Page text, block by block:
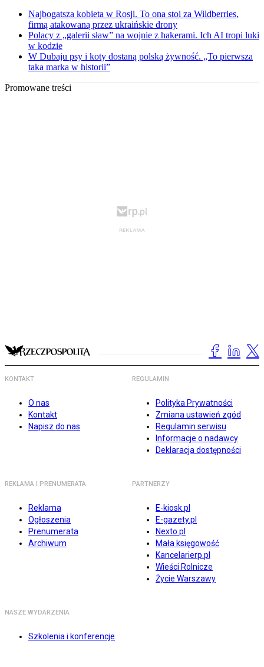
Najbogatsza kobieta w Rosji. To ona stoi za Wildberries,
firmą atakowaną przez ukraińskie drony
Polacy z „galerii sław” na wojnie z hakerami. Ich AI tropi luki
w kodzie
W Dubaju psy i koty dostaną polską żywność. „To pierwsza
taka marka w historii”
Promowane treści
KONTAKT
O nas
Kontakt
Napisz do nas
REGULAMIN
Polityka Prywatności
Zmiana ustawień zgód
Regulamin serwisu
Informacje o nadawcy
Deklaracja dostępności
REKLAMA I PRENUMERATA
Reklama
Ogłoszenia
Prenumerata
Archiwum
PARTNERZY
E-kiosk.pl
E-gazety.pl
Nexto.pl
Mała księgowość
Kancelarierp.pl
Wieści Rolnicze
Życie Warszawy
NASZE WYDARZENIA
Szkolenia i konferencje